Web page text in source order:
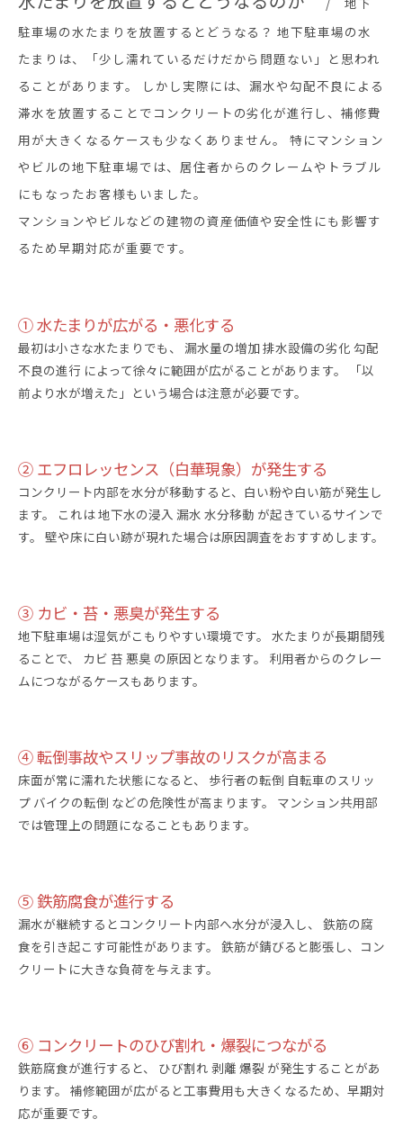
駐車場の水たまりを放置するとどうなる？ 地下駐車場の水
たまりは、「少し濡れているだけだから問題ない」と思われ
ることがあります。 しかし実際には、漏水や勾配不良による
滞水を放置することでコンクリートの劣化が進行し、補修費
用が大きくなるケースも少なくありません。 特にマンション
やビルの地下駐車場では、居住者からのクレームやトラブル
にもなったお客様もいました。
マンションやビルなどの建物の資産価値や安全性にも影響す
るため早期対応が重要です。
① 水たまりが広がる・悪化する
最初は小さな水たまりでも、 漏水量の増加 排水設備の劣化 勾配
不良の進行 によって徐々に範囲が広がることがあります。 「以
前より水が増えた」という場合は注意が必要です。
② エフロレッセンス（白華現象）が発生する
コンクリート内部を水分が移動すると、白い粉や白い筋が発生し
ます。 これは 地下水の浸入 漏水 水分移動 が起きているサインで
す。 壁や床に白い跡が現れた場合は原因調査をおすすめします。
③ カビ・苔・悪臭が発生する
地下駐車場は湿気がこもりやすい環境です。 水たまりが長期間残
ることで、 カビ 苔 悪臭 の原因となります。 利用者からのクレー
ムにつながるケースもあります。
④ 転倒事故やスリップ事故のリスクが高まる
床面が常に濡れた状態になると、 歩行者の転倒 自転車のスリッ
プ バイクの転倒 などの危険性が高まります。 マンション共用部
では管理上の問題になることもあります。
⑤ 鉄筋腐食が進行する
漏水が継続するとコンクリート内部へ水分が浸入し、 鉄筋の腐
食を引き起こす可能性があります。 鉄筋が錆びると膨張し、コン
クリートに大きな負荷を与えます。
⑥ コンクリートのひび割れ・爆裂につながる
鉄筋腐食が進行すると、 ひび割れ 剥離 爆裂 が発生することがあ
ります。 補修範囲が広がると工事費用も大きくなるため、早期対
応が重要です。